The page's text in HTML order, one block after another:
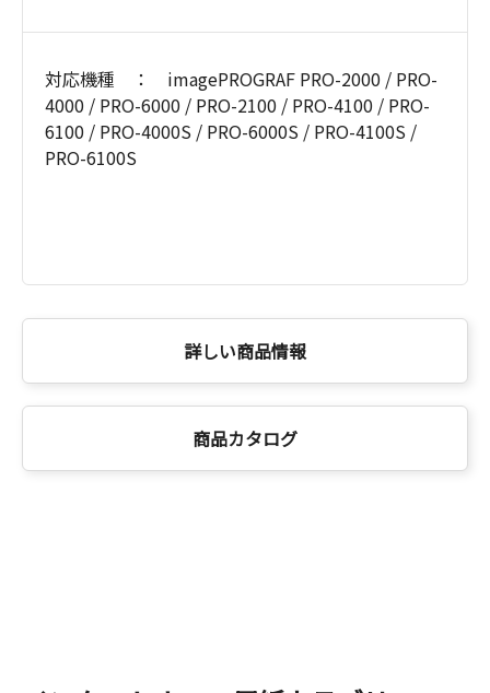
対応機種 ： imagePROGRAF PRO-2000 / PRO-
4000 / PRO-6000 / PRO-2100 / PRO-4100 / PRO-
6100 / PRO-4000S / PRO-6000S / PRO-4100S /
PRO-6100S
詳しい商品情報
商品カタログ